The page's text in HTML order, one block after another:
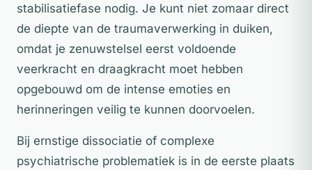
stabilisatiefase nodig. Je kunt niet zomaar direct
de diepte van de traumaverwerking in duiken,
omdat je zenuwstelsel eerst voldoende
veerkracht en draagkracht moet hebben
opgebouwd om de intense emoties en
herinneringen veilig te kunnen doorvoelen.
Bij ernstige dissociatie of complexe
psychiatrische problematiek is in de eerste plaats